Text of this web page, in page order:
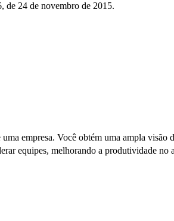
de 24 de novembro de 2015.
empresa. Você obtém uma ampla
equipes, melhorando a produtividade